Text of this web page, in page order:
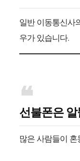
일반 이동통신사
우가 있습니다.
선불폰은
많은 사람들이